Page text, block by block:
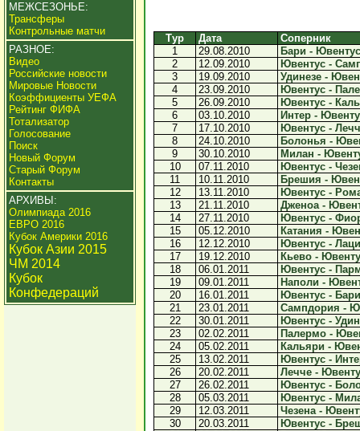
МЕЖСЕЗОНЬЕ:
Трансферы
Контрольные матчи
РАЗНОЕ:
Видео
Российские новости
Мировые Новости
Коэффициенты УЕФА
Рейтинг ФИФА
Тотализатор
Голосование
Поиск
Новый Форум
Старый Форум
Контакты
АРХИВЫ:
Олимпиада 2016
ЕВРО 2016
Кубок Америки 2016
Кубок Азии 2015
ЧМ 2014
Кубок
Конфедераций
Тур Дата
Соперник
1
29.08.2010
Бари -
2
12.09.2010
Ювентус -
3
19.09.2010
Удинезе -
4
23.09.2010
Ювентус -
5
26.09.2010
Ювентус -
6
03.10.2010
Интер -
7
17.10.2010
Ювентус -
8
24.10.2010
Болонья -
9
30.10.2010
Милан -
10
07.11.2010
Ювентус -
11
10.11.2010
Брешия -
12
13.11.2010
Ювентус -
13
21.11.2010
Дженоа -
14
27.11.2010
Ювентус -
15
05.12.2010
Катания -
16
12.12.2010
Ювентус -
17
19.12.2010
Кьево -
18
06.01.2011
Ювентус -
19
09.01.2011
Наполи -
20
16.01.2011
Ювентус -
21
23.01.2011
Сампдория -
22
30.01.2011
Ювентус -
23
02.02.2011
Палермо -
24
05.02.2011
Кальяри -
25
13.02.2011
Ювентус -
26
20.02.2011
Лечче -
27
26.02.2011
Ювентус -
28
05.03.2011
Ювентус -
29
12.03.2011
Чезена -
30
20.03.2011
Ювентус -